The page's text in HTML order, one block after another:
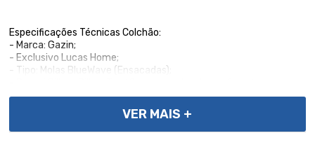
Especificações Técnicas Colchão:
- Marca: Gazin;
- Exclusivo Lucas Home;
- Tipo: Molas BlueWave (Ensacadas);
- Tipo de conforto: Firme;
- Proteções: Antiácaro, Antialérgico, Antifungo, Antimofo;
- Tampo: Malha (Conforto Térmico);
- Sistema One Face: Tecnologia No Turn(Dispensa a necessidade
VER MAIS +